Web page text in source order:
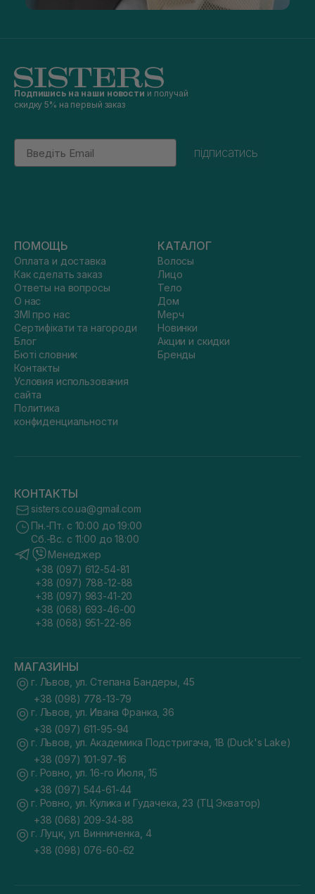
Подпишись на наши новости и получай
скидку 5% на первый заказ
Email
підписатись
ПОМОЩЬ
Оплата и доставка
Как сделать заказ
Ответы на вопросы
О нас
ЗМІ про нас
Сертифікати та нагороди
Блог
Бюті словник
Контакты
Условия использования
сайта
Политика
конфиденциальности
КАТАЛОГ
Волосы
Лицо
Тело
Дом
Мерч
Новинки
Акции и скидки
Бренды
КОНТАКТЫ
sisters.co.ua@gmail.com
Пн.-Пт. с 10:00 до 19:00
Сб.-Вс. с 11:00 до 18:00
Менеджер
+38 (097) 612-54-81
+38 (097) 788-12-88
+38 (097) 983-41-20
+38 (068) 693-46-00
+38 (068) 951-22-86
МАГАЗИНЫ
г. Львов, ул. Степана Бандеры, 45
+38 (098) 778-13-79
г. Львов, ул. Ивана Франка, 36
+38 (097) 611-95-94
г. Львов, ул. Академика Подстригача, 1В (Duck's Lake)
+38 (097) 101-97-16
г. Ровно, ул. 16-го Июля, 15
+38 (097) 544-61-44
г. Ровно, ул. Кулика и Гудачека, 23 (ТЦ Экватор)
+38 (068) 209-34-88
г. Луцк, ул. Винниченка, 4
+38 (098) 076-60-62